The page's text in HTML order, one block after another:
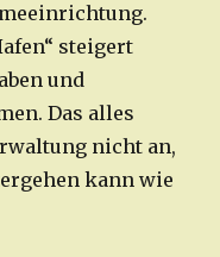
steigert
und
Das alles
nicht an,
kann wie